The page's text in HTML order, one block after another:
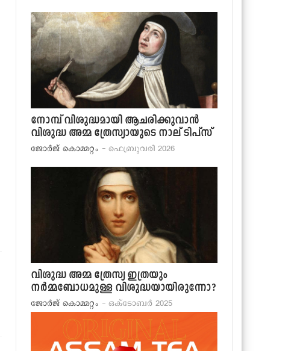
നോമ്പ് വിശുദ്ധമായി ആചരിക്കുവാന്‍
വിശുദ്ധ അമ്മ ത്രേസ്യായുടെ നാല് ടിപ്‌സ്
ജോര്‍ജ് കൊമ്മറ്റം - ഫെബ്രുവരി 2026
വിശുദ്ധ അമ്മ ത്രേസ്യ ഇത്രയും
നര്‍മ്മബോധമുള്ള വിശുദ്ധയായിരുന്നോ?
ജോര്‍ജ് കൊമ്മറ്റം - ഒക്ടോബര്‍ 2025